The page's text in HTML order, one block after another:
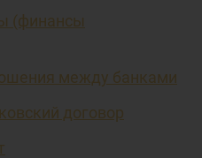
(финансы
между банками
договор